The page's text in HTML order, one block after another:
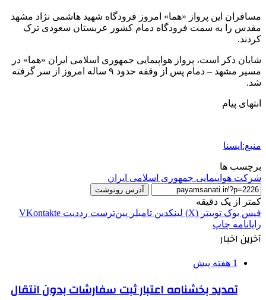
مسافران این پرواز «هما» امروز فرودگاه شهید هاشمی نژاد مشهد
مقدس را به سمت فرودگاه دمام کشور عربستان سعودی ترک
کردند.
شایان ذکر است، پرواز هواپیمایی جمهوری اسلامی ایران «هما» در
مسیر مشهد – دمام پس از وقفه حدود ۹ ساله امروز از سر گرفته
شد.
انتهای پیام
منبع:ایسنا
برچسب ها
شرکت هواپیمایی جمهوری اسلامی ایران
آدرس رونوشت
کمتر از یک دقیقه
فیس بوک توییتر (X) لینکدین ‫تامبلر ‫پین‌ترست ‫رددیت ‫VKontakte
رایانامه چاپ
آخرین اخبار
1 هفته پیش
تمدید بخشنامه اعتبار ثبت سفارشات بدون انتقال